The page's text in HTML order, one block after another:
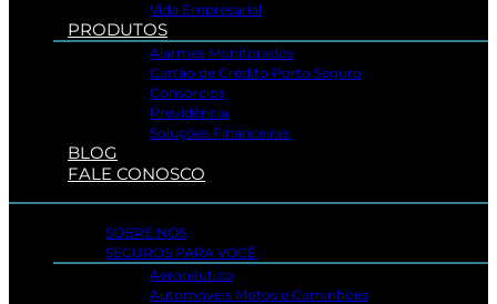
Vida Empresarial
PRODUTOS
Alarmes Monitorados
Cartão de Crédito Porto Seguro
Consórcios
Previdência
Soluções Financeiras
BLOG
FALE CONOSCO
SOBRE NÓS
SEGUROS PARA VOCÊ
Aeronáutico
Automóveis Motos e Caminhões